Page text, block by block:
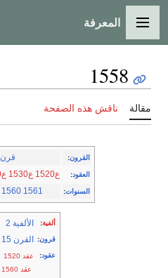
القائمة الرئيسية
المعرفة
1558
مقالة ناقش هذه الصفحة
القرون: قرن 15
العقود: ع1520 ع1530 ع1540
السنوات:
1560 1561
ألفية: الألفية 2
قرون: القرن 15
عقود: عقد 1520
عقد 1560